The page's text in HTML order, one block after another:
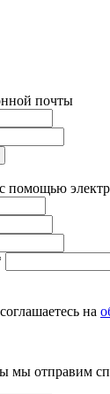
почты
помощью
на
мы отправим